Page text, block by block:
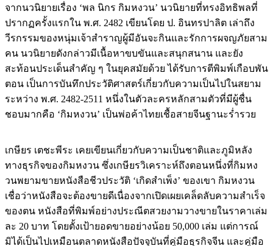
ปรากฏครั้งแรกใน พ.ศ. 2482 เขียนโดย ป. อินทรปาลิต เล่าถึง
วีรกรรมของหนุ่มเจ้าสำราญผู้มีอันจะกินและรักการผจญภัยสาม
คน นวนิยายดังกล่าวมีเนื้อหาขบขันและสนุกสนาน และยัง
สะท้อนประเด็นสำคัญ ๆ ในยุคสมัยด้วย ได้รับการตีพิมพ์เกือบพัน
ตอน เป็นการบันทึกประวัติศาสตร์เกี่ยวกับความเป็นไปในสยาม
ระหว่าง พ.ศ. 2482-2511 หนึ่งในตัวละครหลักสามตัวที่มีผู้ชื่น
ชอบมากคือ ‘กิมหงวน’ เป็นพ่อค้าไทยเชื้อสายจีนฐานะร่ำรวย
ทางธุรกิจของกิมหงวน ซึ่งเกษียรวิเคราะห์ถึงตอนหนึ่งที่กิมหง
วนพยามขายหนังสือชีวประวัติ ‘เกิดสำเพ็ง’ ของเขา กิมหงวน
เชื่อว่าหนังสือจะต้องขายดีเนื่องจากเปิดเผยเคล็ดลับความสำเร็จ
ของตน หนังสือที่พิมพ์อย่างประณีตสวยงามวางขายในราคาเล่ม
ละ 20 บาท โดยตั้งเป้ายอดขายอย่างน้อย 50,000 เล่ม แต่การณ์
มิได้เป็นไปเหมือนตลาดหนังสือปัจจุบันที่คู่มือธุรกิจจีน และคู่มือ
ธุรกิจจีน-ไทยขายดี สมัยนั้นดูเหมือนไม่มีใครสนใจชีวประวัติขอ